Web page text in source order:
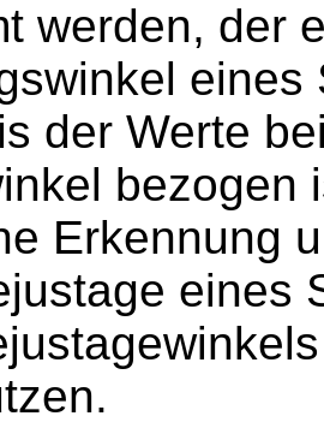
werden, der
der Werte
bezogen
Erkennung
eines